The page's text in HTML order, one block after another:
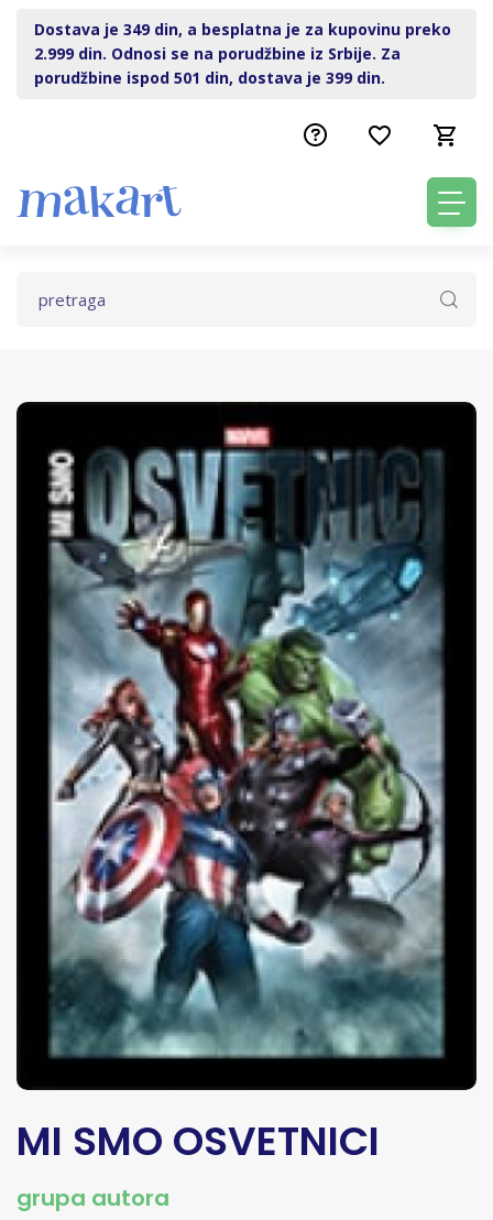
Dostava je 349 din, a besplatna je za kupovinu preko
2.999 din. Odnosi se na porudžbine iz Srbije. Za
porudžbine ispod 501 din, dostava je 399 din.
MI SMO OSVETNICI
grupa autora